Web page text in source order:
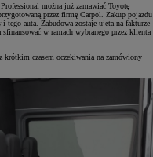
można już zamawiać Toyotę
przez firmę Carpol. Zakup pojazdu
tego auta. Zabudowa zostaje ujęta na fakturze
w ramach wybranego przez klienta
czasem oczekiwania na zamówiony